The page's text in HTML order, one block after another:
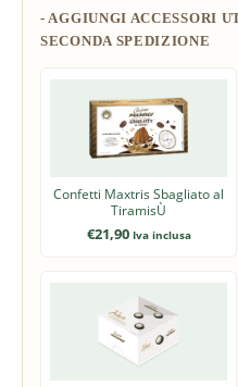
Confetti Maxtris Sbagliato al
TiramisÙ
€21,90 Iva inclusa